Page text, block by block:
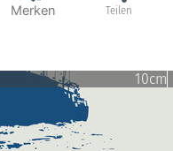
Merken Teilen
10cm